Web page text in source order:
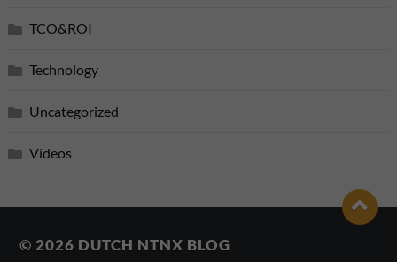
TCO&ROI
Technology
Uncategorized
Videos
© 2026 DUTCH NTNX BLOG